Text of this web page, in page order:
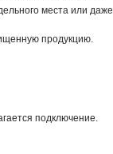
места или даже
продукцию.
подключение.